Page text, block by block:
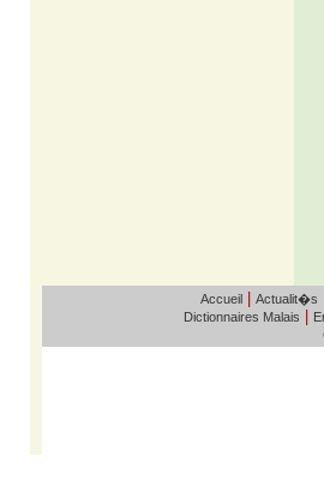
Accueil| Actualit�s
Dictionnaires Malais